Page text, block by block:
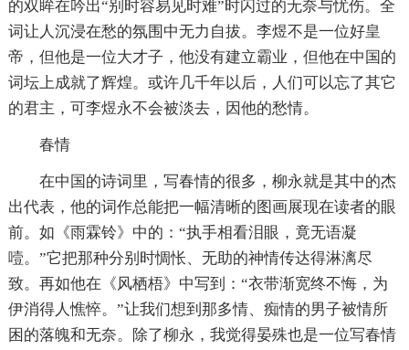
的双眸在吟出“别时容易见时难”时闪过的无奈与忧伤。全
词让人沉浸在愁的氛围中无力自拔。李煜不是一位好皇
帝，但他是一位大才子，他没有建立霸业，但他在中国的
词坛上成就了辉煌。或许几千年以后，人们可以忘了其它
的君主，可李煜永不会被淡去，因他的愁情。
春情
在中国的诗词里，写春情的很多，柳永就是其中的杰
出代表，他的词作总能把一幅清晰的图画展现在读者的眼
前。如《雨霖铃》中的：“执手相看泪眼，竟无语凝
噎。”它把那种分别时惆怅、无助的神情传达得淋漓尽
致。再如他在《风栖梧》中写到：“衣带渐宽终不悔，为
伊消得人憔悴。”让我们想到那多情、痴情的男子被情所
困的落魄和无奈。除了柳永，我觉得晏殊也是一位写春情